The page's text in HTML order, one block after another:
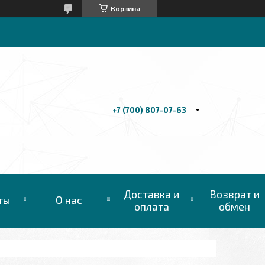
Корзина
+7 (700) 807-07-63
О нас
Доставка и
оплата
Возврат и
обмен